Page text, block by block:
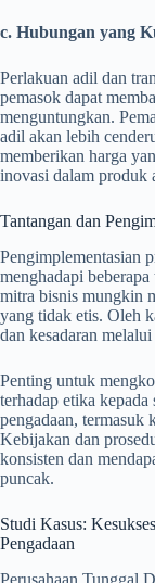
c. Hubungan yang
Perlakuan adil dan
pemasok dapat
menguntungkan.
adil akan lebih
memberikan harga
inovasi dalam produk
Tantangan dan
Pengimplementasian
menghadapi
mitra bisnis mungkin
yang tidak etis. Oleh
dan kesadaran
Penting untuk
terhadap etika
pengadaan, termasuk
Kebijakan dan
konsisten dan
puncak.
Studi Kasus:
Pengadaan
Perusahaan Tunggal